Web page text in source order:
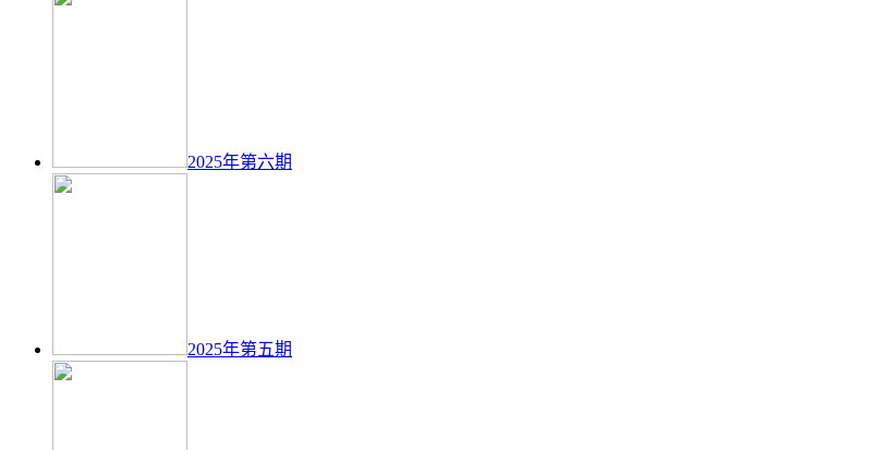
2025年第六期
2025年第五期